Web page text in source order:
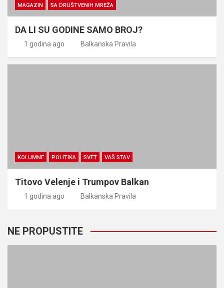
MAGAZIN SA DRUŠTVENIH MREŽA
DA LI SU GODINE SAMO BROJ?
1 godina ago Balkanska Pravila
KOLUMNE POLITIKA SVET VAŠ STAV
Titovo Velenje i Trumpov Balkan
1 godina ago Balkanska Pravila
NE PROPUSTITE